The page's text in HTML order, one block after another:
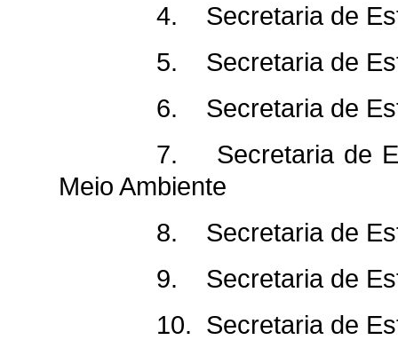
4. Secretaria de
5. Secretaria de
6. Secretaria de
7. Secretaria de
Meio Ambiente
8. Secretaria de
9. Secretaria de
10. Secretaria de